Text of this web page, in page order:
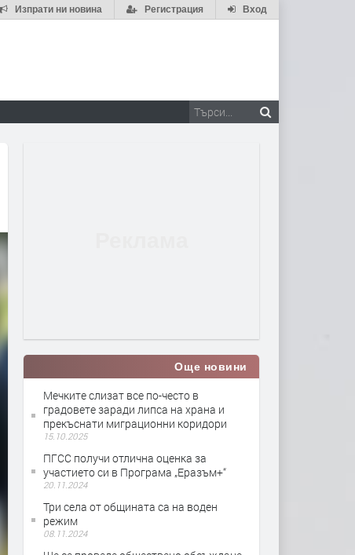
Вход
Регистрация
Изпрати ни новина
Още новини
Мечките слизат все по-често в
градовете заради липса на храна и
прекъснати миграционни коридори
15.10.2025
ПГСС получи отлична оценка за
участието си в Програма „Еразъм+“
20.11.2024
Три села от общината са на воден
режим
08.11.2024